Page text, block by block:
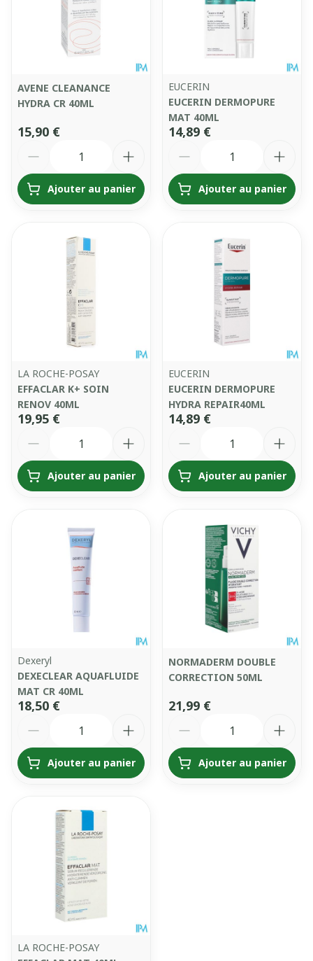
AVENE CLEANANCE
HYDRA CR 40ML
15,90 €
Ajouter au panier
EUCERIN
EUCERIN DERMOPURE
MAT 40ML
14,89 €
Ajouter au panier
LA ROCHE-POSAY
EFFACLAR K+ SOIN
RENOV 40ML
19,95 €
Ajouter au panier
EUCERIN
EUCERIN DERMOPURE
HYDRA REPAIR40ML
14,89 €
Ajouter au panier
Dexeryl
DEXECLEAR AQUAFLUIDE
MAT CR 40ML
18,50 €
Ajouter au panier
NORMADERM DOUBLE
CORRECTION 50ML
21,99 €
Ajouter au panier
LA ROCHE-POSAY